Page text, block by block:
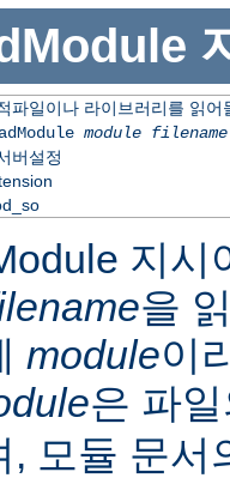
파일이나 라이브러리를 읽
module filename
버설정
지시
을
module이
은 파일
, 모듈 문서